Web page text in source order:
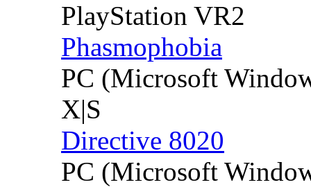
PlayStation VR2
Phasmophobia
PC (Microsoft
X|S
Directive 8020
PC (Microsoft